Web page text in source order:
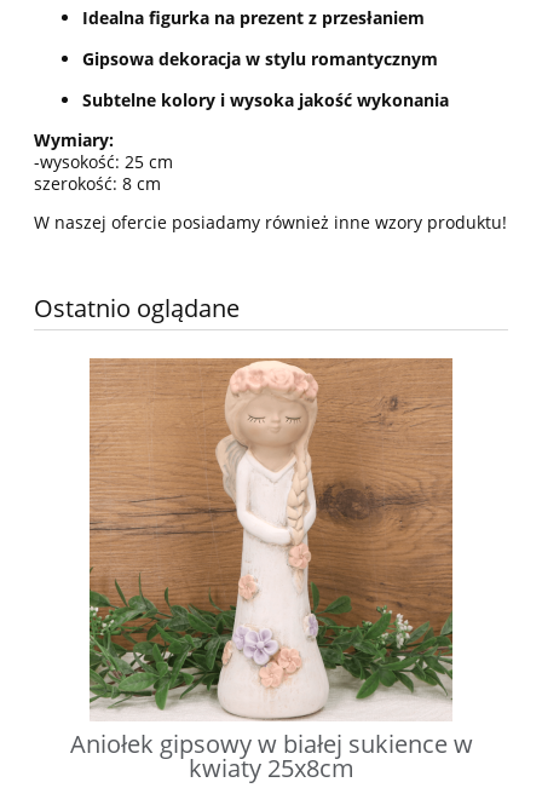
Idealna figurka na prezent z przesłaniem
Gipsowa dekoracja w stylu romantycznym
Subtelne kolory i wysoka jakość wykonania
Wymiary:
-wysokość: 25 cm
szerokość: 8 cm
W naszej ofercie posiadamy również inne wzory produktu!
Ostatnio oglądane
Aniołek gipsowy w białej sukience w
kwiaty 25x8cm